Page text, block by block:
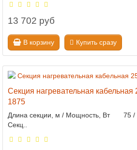
13 702 руб
В корзину Купить сразу
Секция нагревательная кабельная
1875
Длина секции, м / Мощность, Вт 75 /
Секц..